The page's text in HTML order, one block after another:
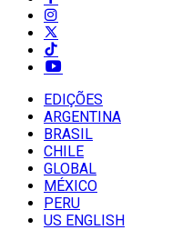
EDIÇÕES
ARGENTINA
BRASIL
CHILE
GLOBAL
MÉXICO
PERU
US ENGLISH